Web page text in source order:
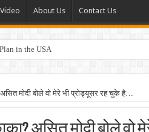
Video About Us Contact Us
in the USA
मोदी बोले वो मेरे भी प्रोड्यूसर रह चुके है…